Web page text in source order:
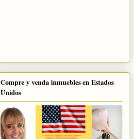
Compre y venda inmuebles en Estados
Unidos